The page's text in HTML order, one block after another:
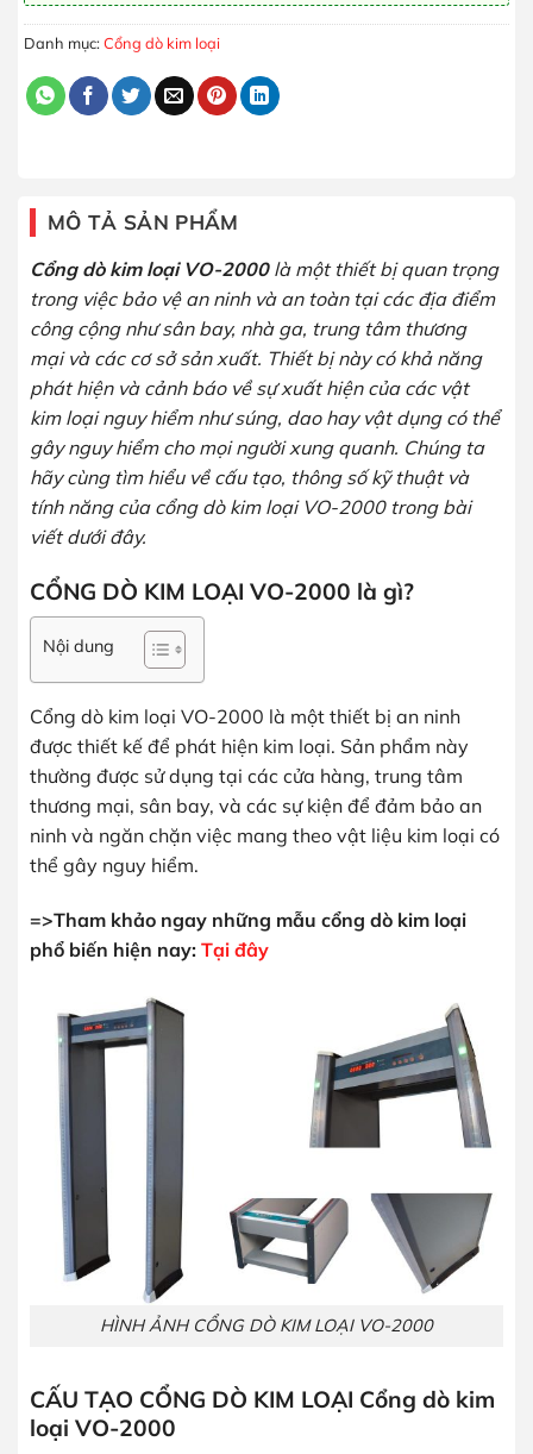
Danh mục: Cổng dò kim loại
MÔ TẢ SẢN PHẨM
Cổng dò kim loại VO-2000là một thiết bị quan trọng
trong việc bảo vệ an ninh và an toàn tại các địa điểm
công cộng như sân bay, nhà ga, trung tâm thương
mại và các cơ sở sản xuất. Thiết bị này có khả năng
phát hiện và cảnh báo về sự xuất hiện của các vật
kim loại nguy hiểm như súng, dao hay vật dụng có thể
gây nguy hiểm cho mọi người xung quanh. Chúng ta
hãy cùng tìm hiểu về cấu tạo, thông số kỹ thuật và
tính năng của cổng dò kim loại VO-2000 trong bài
viết dưới đây.
CỔNG DÒ KIM LOẠI VO-2000 là gì?
Nội dung
Cổng dò kim loại VO-2000 là một thiết bị an ninh
được thiết kế để phát hiện kim loại. Sản phẩm này
thường được sử dụng tại các cửa hàng, trung tâm
thương mại, sân bay, và các sự kiện để đảm bảo an
ninh và ngăn chặn việc mang theo vật liệu kim loại có
thể gây nguy hiểm.
=>Tham khảo ngay những mẫu cổng dò kim loại
phổ biến hiện nay: Tại đây
HÌNH ẢNH CỔNG DÒ KIM LOẠI VO-2000
CẤU TẠO CỔNG DÒ KIM LOẠI Cổng dò kim
loại VO-2000